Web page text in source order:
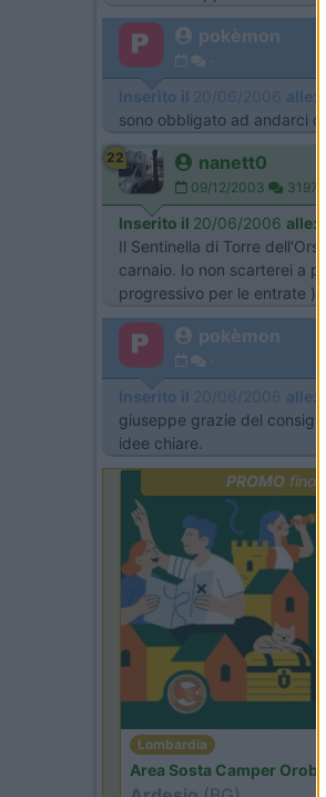
pokèmon
Inserito il 20/06/2006 alle:
sono obbligato ad andarci
22 nanett0
09/12/2003 3197
Inserito il 20/06/2006 alle:
Il Sentinella di Torre
carnaio. Io non scarterei a
progressivo per le entrate
pokèmon
Inserito il 20/06/2006 alle:
giuseppe grazie del
idee chiare.
PROMO fino
Lombardia
Area Sosta Camper Orobie